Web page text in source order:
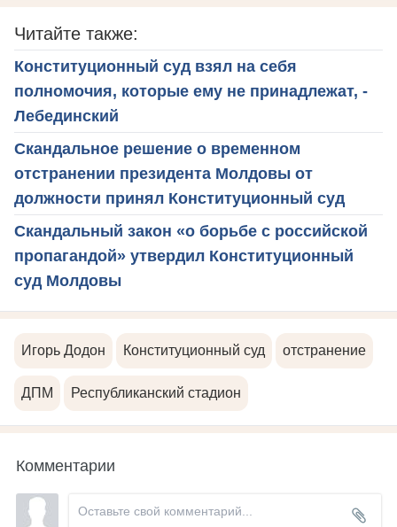
Читайте также:
Конституционный суд взял на себя
полномочия, которые ему не принадлежат, -
Лебединский
Скандальное решение о временном
отстранении президента Молдовы от
должности принял Конституционный суд
Скандальный закон «о борьбе с российской
пропагандой» утвердил Конституционный
суд Молдовы
Игорь Додон Конституционный суд отстранение
ДПМ Республиканский стадион
Комментарии